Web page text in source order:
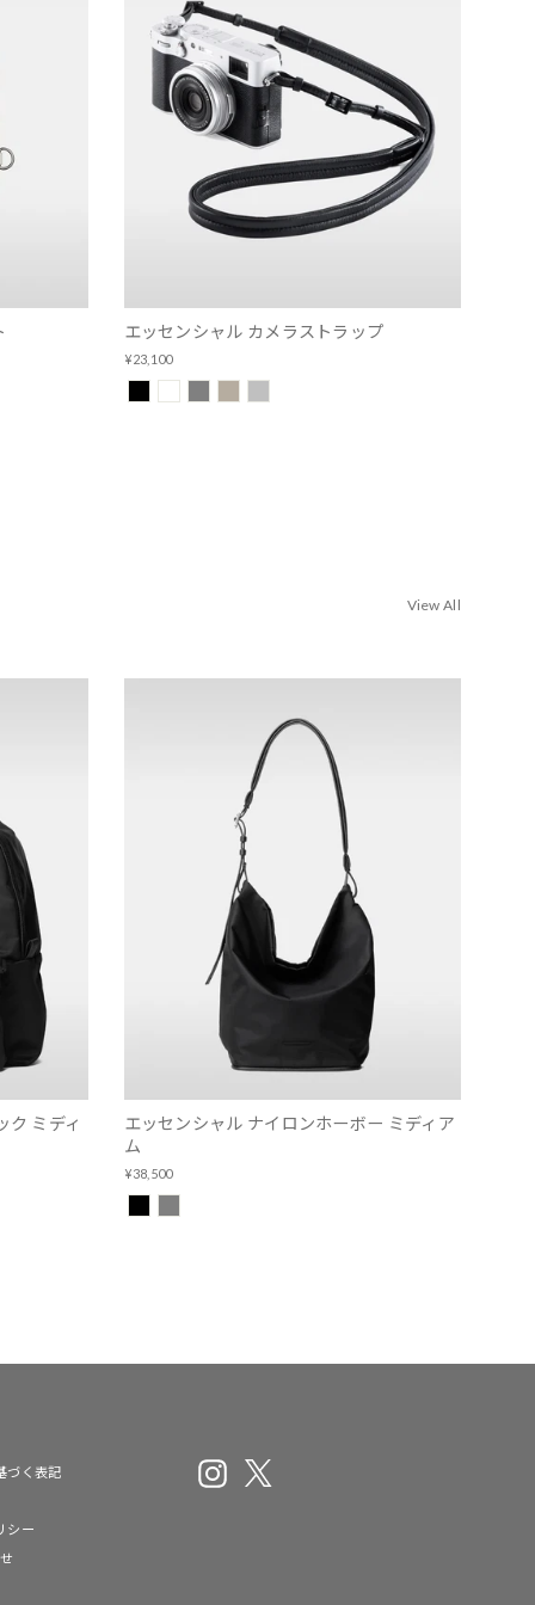
エッセンシャル カメラストラップ
¥23,100
View All
ク ミディ
エッセンシャル ナイロンホーボー ミディア
ム
¥38,500
づく表記
シー
Instagram